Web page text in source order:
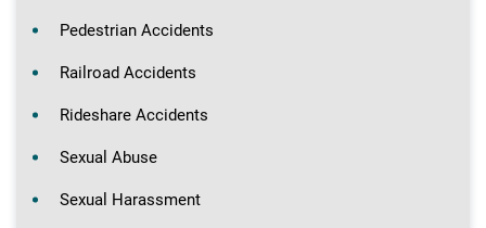
Pedestrian Accidents
Railroad Accidents
Rideshare Accidents
Sexual Abuse
Sexual Harassment